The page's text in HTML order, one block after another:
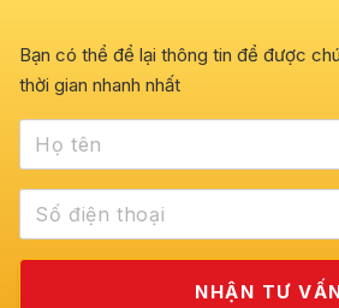
Bạn có thể để lại thông tin để được
thời gian nhanh nhất